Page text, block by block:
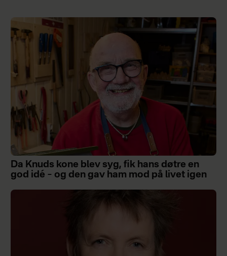
Da Knuds kone blev syg, fik hans døtre en
god idé – og den gav ham mod på livet igen